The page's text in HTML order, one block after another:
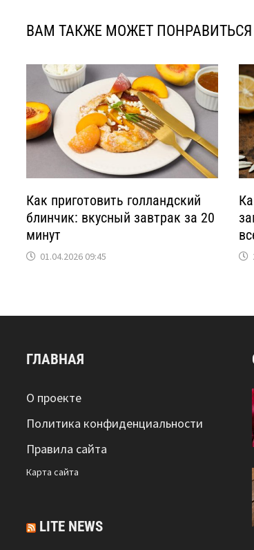
ВАМ ТАКЖЕ МОЖЕТ ПОНРАВИТЬСЯ
Как приготовить голландский
блинчик: вкусный завтрак за 20
минут
01.04.2026 09:45
ГЛАВНАЯ
О проекте
Политика конфиденциальности
Правила сайта
Карта сайта
LITE NEWS